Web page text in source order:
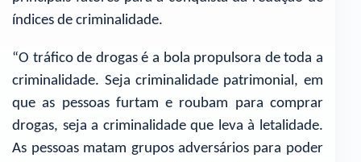
índices de criminalidade.
“O tráfico de drogas é a bola propulsora de toda a
criminalidade. Seja criminalidade patrimonial, em
que as pessoas furtam e roubam para comprar
drogas, seja a criminalidade que leva à letalidade.
As pessoas matam grupos adversários para poder